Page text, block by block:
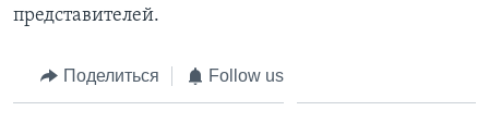
представителей.
Поделиться Follow us